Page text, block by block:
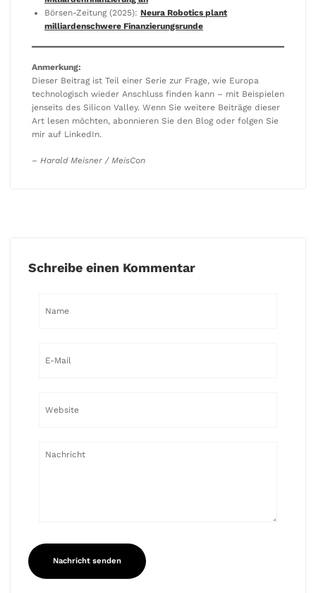
Börsen-Zeitung (2025): Neura Robotics plant
milliardenschwere Finanzierungsrunde
Anmerkung:
Dieser Beitrag ist Teil einer Serie zur Frage, wie Europa
technologisch wieder Anschluss finden kann – mit Beispielen
jenseits des Silicon Valley. Wenn Sie weitere Beiträge dieser
Art lesen möchten, abonnieren Sie den Blog oder folgen Sie
mir auf LinkedIn.
– Harald Meisner / MeisCon
Schreibe einen Kommentar